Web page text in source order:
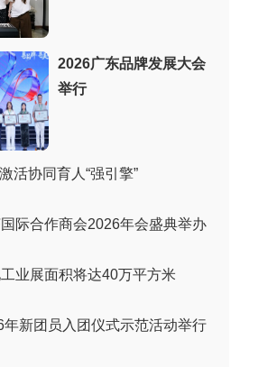
2026广东品牌发展大会
举行
活协同育人“强引擎”
际合作商会2026年会盛典举办
业展面积将达40万平方米
年新团员入团仪式示范活动举行